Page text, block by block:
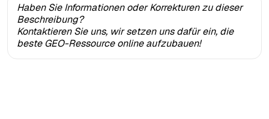
Haben Sie Informationen oder Korrekturen zu dieser
Beschreibung?
Kontaktieren Sie uns, wir setzen uns dafür ein, die
beste GEO-Ressource online aufzubauen!